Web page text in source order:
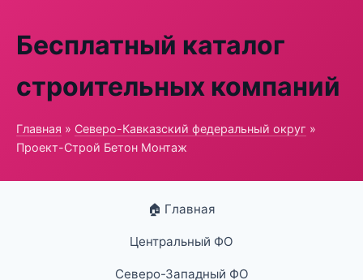
Бесплатный каталог
строительных компаний
Главная » Северо-Кавказский федеральный округ »
Проект-Строй Бетон Монтаж
🏠 Главная
Центральный ФО
Северо-Западный ФО